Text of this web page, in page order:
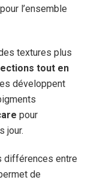
l’ensemble
textures plus
tout en
développent
pour
jour.
différences entre
de